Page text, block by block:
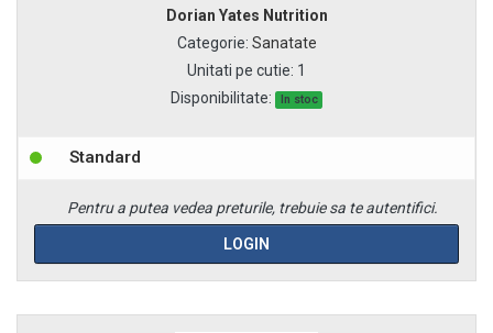
Dorian Yates Nutrition
Categorie: Sanatate
Unitati pe cutie: 1
Disponibilitate:
In stoc
Standard
Pentru a putea vedea preturile, trebuie sa te autentifici.
LOGIN